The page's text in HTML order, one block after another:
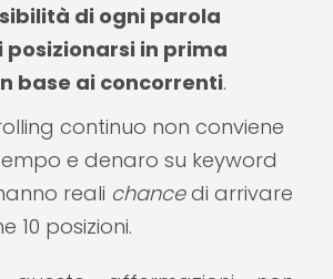
di ogni parola
posizionarsi in prima
base ai concorrenti.
continuo non conviene
e denaro su keyword
reali chancedi arrivare
10 posizioni.